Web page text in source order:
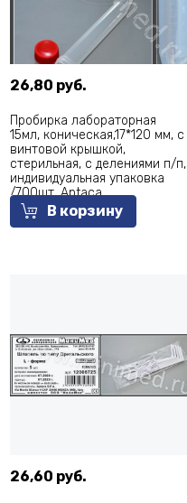
26,80 руб.
Пробирка лабораторная
15мл, коническая,17*120 мм, с
винтовой крышкой,
стерильная, с делениями п/п,
индивидуальная упаковка
/700шт, Aptaca
В корзину
26,60 руб.